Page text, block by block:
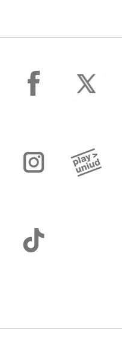
facebook